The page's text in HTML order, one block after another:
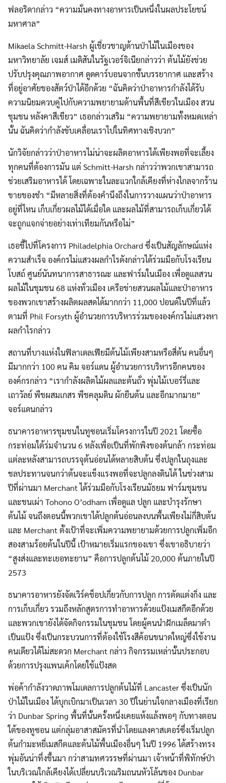
Search
for: Search
ฟลอริดากล่าว “ความมั่นคงทางอาหารเป็นหนึ่งในผลประโยชน์
มหาศาล”
Mikaela Schmitt-Harsh ผู้เชี่ยวชาญด้านป่าไม้ในเมืองของ
มหาวิทยาลัย เจมส์ เมดิสันในรัฐเวอร์จิเนียกล่าวว่า ต้นไม้ยังช่วย
ปรับปรุงคุณภาพอากาศ ดูดคาร์บอนจากชั้นบรรยากาศ และสร้าง
ที่อยู่อาศัยของสัตว์ป่าได้อีกด้วย “ฉันคิดว่าป่าอาหารกำลังได้รับ
ความนิยมควบคู่ไปกับความพยายามด้านพื้นที่สีเขียวในเมือง สวน
ชุมชน หลังคาสีเขียว” เธอกล่าวเสริม “ความพยายามทั้งหมดเหล่า
นั้น ฉันคิดว่ากำลังขับเคลื่อนเราไปในทิศทางเชิงบวก”
นักวิจัยกล่าวว่าป่าอาหารไม่น่าจะผลิตอาหารได้เพียงพอที่จะเลี้ยง
ทุกคนที่ต้องการมัน แต่ Schmitt-Harsh กล่าวว่าพวกเขาสามารถ
ช่วยเสริมอาหารได้ โดยเฉพาะในละแวกใกล้เคียงที่ห่างไกลจากร้าน
ขายของชำ “มีหลายสิ่งที่ต้องคำนึงถึงในการวางแผนว่าป่าอาหาร
อยู่ที่ไหน เก็บเกี่ยวผลไม้ได้เมื่อใด และผลไม้ที่สามารถเก็บเกี่ยวได้
จะถูกแจกจ่ายอย่างเท่าเทียมกันหรือไม่”
เธอชี้ไปที่โครงการ Philadelphia Orchard ซึ่งเป็นสัญลักษณ์แห่ง
ความสำเร็จ องค์กรไม่แสวงผลกำไรดังกล่าวได้ร่วมมือกับโรงเรียน
โบสถ์ ศูนย์นันทนาการสาธารณะ และฟาร์มในเมือง เพื่อดูแลสวน
ผลไม้ในชุมชน 68 แห่งทั่วเมือง เครือข่ายสวนผลไม้และป่าอาหาร
ของพวกเขาสร้างผลิตผลสดได้มากกว่า 11,000 ปอนด์ในปีที่แล้ว
ตามที่ Phil Forsyth ผู้อำนวยการบริหารร่วมขององค์กรไม่แสวงหา
ผลกำไรกล่าว
สถานที่บางแห่งในฟิลาเดลเฟียมีต้นไม้เพียงสามหรือสี่ต้น คนอื่นๆ
มีมากกว่า 100 คน คิม จอร์แดน ผู้อำนวยการบริหารอีกคนของ
องค์กรกล่าว “เรากำลังผลิตไม้ผลและต้นถั่ว พุ่มไม้เบอร์รี่และ
เถาวัลย์ พืชผสมเกสร พืชคลุมดิน ผักยืนต้น และอีกมากมาย”
จอร์แดนกล่าว
ธนาคารอาหารชุมชนในทูซอนเริ่มโครงการในปี 2021 โดยซื้อ
กระท่อมใต้ร่มจำนวน 6 หลังเพื่อเป็นที่พักพิงของต้นกล้า กระท่อม
แต่ละหลังสามารถบรรจุต้นอ่อนได้หลายสิบต้น ซึ่งปลูกในถุงและ
ชลประทานจนกว่าต้นจะแข็งแรงพอที่จะปลูกลงดินได้ ในช่วงสาม
ปีที่ผ่านมา Merchant ได้ร่วมมือกับโรงเรียนมัธยม ฟาร์มชุมชน
และชนเผ่า Tohono O’odham เพื่อดูแล ปลูก และบำรุงรักษา
ต้นไม้ จนถึงตอนนี้พวกเขาได้ปลูกต้นอ่อนลงบนพื้นเพียงไม่กี่สิบต้น
และ Merchant ตั้งเป้าที่จะเพิ่มความพยายามด้วยการปลูกเพิ่มอีก
สองสามร้อยต้นในปีนี้ เป้าหมายเริ่มแรกของเขา ซึ่งเขาอธิบายว่า
“สูงส่งและทะเยอทะยาน” คือการปลูกต้นไม้ 20,000 ต้นภายในปี
2573
ธนาคารอาหารยังจัดเวิร์คช็อปเกี่ยวกับการปลูก การตัดแต่งกิ่ง และ
การเก็บเกี่ยว รวมถึงหลักสูตรการทำอาหารด้วยแป้งเมสกีตอีกด้วย
และพวกเขายังได้จัดกิจกรรมในชุมชน โดยผู้คนนำฝักเมล็ดมาตำ
เป็นแป้ง ซึ่งเป็นกระบวนการที่ต้องใช้โรงสีค้อนขนาดใหญ่ซึ่งใช้งาน
คนเดียวได้ไม่สะดวก Merchant กล่าว กิจกรรมเหล่านั้นประกอบ
ด้วยการปรุงแพนเค้กโดยใช้แป้งสด
พ่อค้ากำลังวาดภาพโมเดลการปลูกต้นไม้ที่ Lancaster ซึ่งเป็นนัก
ป่าไม้ในเมือง ได้บุกเบิกมาเป็นเวลา 30 ปีในย่านใจกลางเมืองที่เรียก
ว่า Dunbar Spring พื้นที่นั้นครั้งหนึ่งเคยแห้งแล้งพอๆ กับทางตอน
ใต้ของทูซอน แต่กลุ่มอาสาสมัครที่นำโดยแลงคาสเตอร์ซึ่งเริ่มปลูก
ต้นกำมะหยี่เมสกีตและต้นไม้พื้นเมืองอื่นๆ ในปี 1996 ได้สร้างทรง
พุ่มอันน่าทึ่งขึ้นมา กว่าสามทศวรรษที่ผ่านมา เจ้าหน้าที่พิทักษ์ป่า
ในบริเวณใกล้เคียงได้เปลี่ยนบริเวณริมถนนหัวโล้นของ Dunbar